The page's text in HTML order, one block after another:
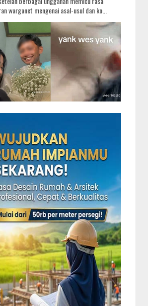
warganet mengenai asal-usul dan ko...